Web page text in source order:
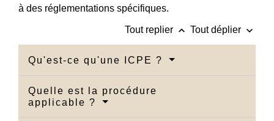
à des réglementations spécifiques.
Tout replier keyboard_arrow_up Tout déplier keyboard_arrow_down
Qu'est-ce qu'une ICPE ?
Quelle est la procédure
applicable ?